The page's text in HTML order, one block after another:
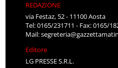
REDAZIONE
via Festaz, 52 - 11100 Aosta
Tel: 0165/231711 - Fax: 0165/
Mail:
Editore
LG PRESSE S.R.L.